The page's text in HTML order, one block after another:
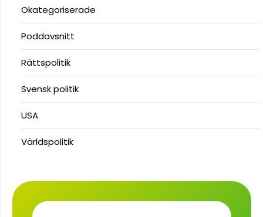
Okategoriserade
Poddavsnitt
Rättspolitik
Svensk politik
USA
Världspolitik